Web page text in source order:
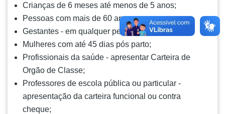
Crianças de 6 meses até menos de 5 anos;
Pessoas com mais de 60 anos;
Gestantes - em qualquer período gravídico;
Mulheres com até 45 dias pós parto;
Profissionais da saúde - apresentar Carteira de
Orgão de Classe;
Professores de escola pública ou particular -
apresentação da carteira funcional ou contra
cheque;